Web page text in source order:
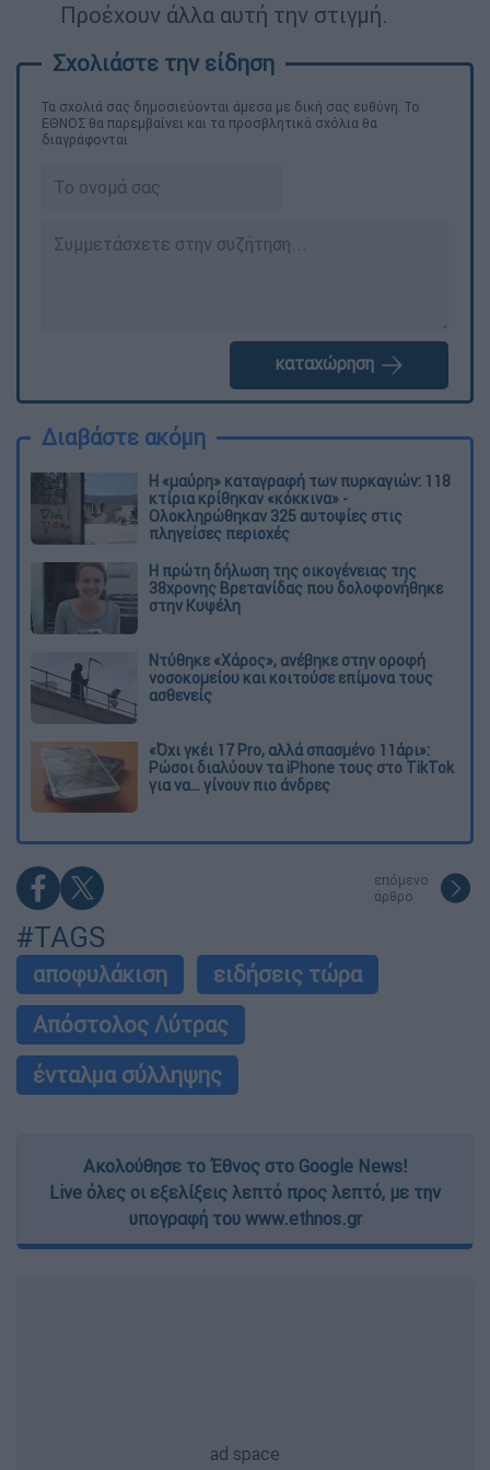
Προέχουν άλλα αυτή την στιγμή.
Τα σχολιά σας δημοσιεύονται άμεσα με δική σας ευθύνη. Το
ΕΘΝΟΣ θα παρεμβαίνει και τα προσβλητικά σχόλια θα
διαγράφονται
καταχώρηση
Διαβάστε ακόμη
Η «μαύρη» καταγραφή των πυρκαγιών: 118
κτίρια κρίθηκαν «κόκκινα» -
Ολοκληρώθηκαν 325 αυτοψίες στις
πληγείσες περιοχές
Η πρώτη δήλωση της οικογένειας της
38χρονης Βρετανίδας που δολοφονήθηκε
στην Κυψέλη
Ντύθηκε «Χάρος», ανέβηκε στην οροφή
νοσοκομείου και κοιτούσε επίμονα τους
ασθενείς
«Όχι γκέι 17 Pro, αλλά σπασμένο 11άρι»:
Ρώσοι διαλύουν τα iPhone τους στο TikTok
για να... γίνουν πιο άνδρες
επόμενο
άρθρο
#TAGS
αποφυλάκιση
ειδήσεις τώρα
Απόστολος Λύτρας
ένταλμα σύλληψης
Ακολούθησε το Έθνος στο Google News!
Live όλες οι εξελίξεις λεπτό προς λεπτό, με την
υπογραφή του www.ethnos.gr